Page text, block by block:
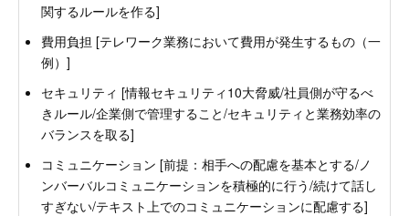
関するルールを作る]
費用負担 [テレワーク業務において費用が発生するもの（一
例）]
セキュリティ [情報セキュリティ10大脅威/社員側が守るべ
きルール/企業側で管理すること/セキュリティと業務効率の
バランスを取る]
コミュニケーション [前提：相手への配慮を基本とする/ノ
ンバーバルコミュニケーションを積極的に行う/続けて話し
すぎない/テキスト上でのコミュニケーションに配慮する]